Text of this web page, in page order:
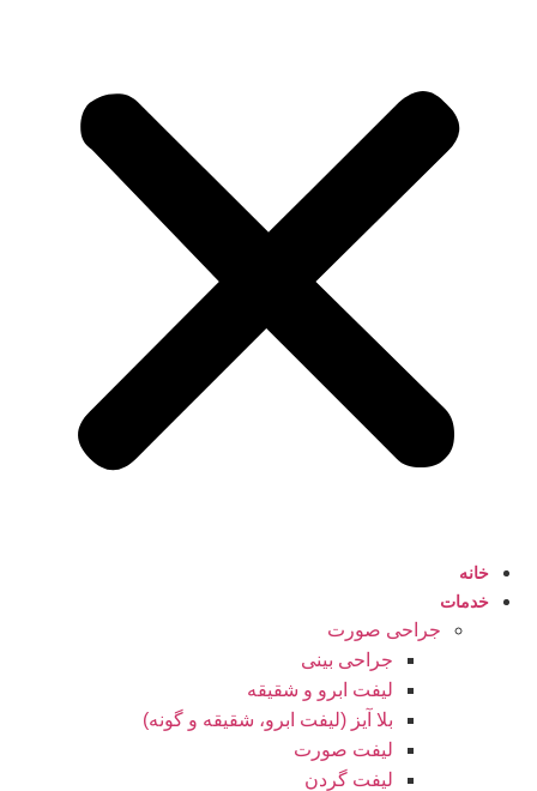
خانه
خدمات
جراحی صورت
جراحی بینی
لیفت ابرو و شقیقه
بلا آیز (لیفت ابرو، شقیقه و گونه)
لیفت صورت
لیفت گردن